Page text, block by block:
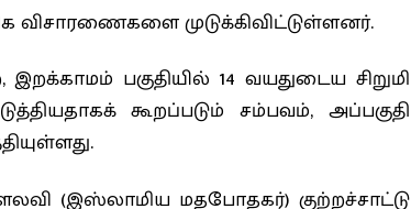
விசாரணைகளை முடுக்கிவிட்டுள்ளனர்.
பகுதியில் 14 வயதுடைய சிறுமி
கூறப்படும் சம்பவம், அப்பகுதி
(இஸ்லாமிய மதபோதகர்) குற்றச்சாட்டு